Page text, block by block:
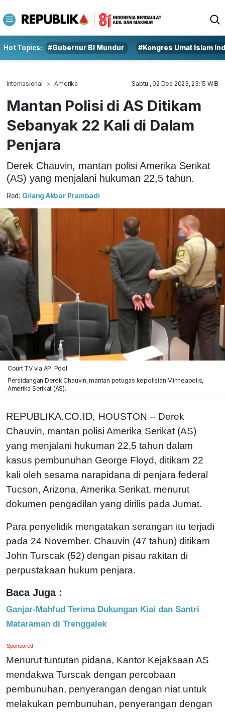
Hot Topics: #Gubernur BI Mundur #Kongres Umat Islam
Internasional Amerika Sabtu , 02 Dec 2023, 23:15 WIB
Mantan Polisi di AS Ditikam
Sebanyak 22 Kali di Dalam
Penjara
Derek Chauvin, mantan polisi Amerika Serikat
(AS) yang menjalani hukuman 22,5 tahun.
Red: Gilang Akbar Prambadi
Court TV via AP, Pool
Persidangan Derek Chauvin, mantan petugas kepolisian Minneapolis,
Amerika Serikat (AS).
REPUBLIKA.CO.ID, HOUSTON -- Derek
Chauvin, mantan polisi Amerika Serikat (AS)
yang menjalani hukuman 22,5 tahun dalam
kasus pembunuhan George Floyd, ditikam 22
kali oleh sesama narapidana di penjara federal
Tucson, Arizona, Amerika Serikat, menurut
dokumen pengadilan yang dirilis pada Jumat.
Para penyelidik mengatakan serangan itu terjadi
pada 24 November. Chauvin (47 tahun) ditikam
John Turscak (52) dengan pisau rakitan di
perpustakaan hukum penjara.
Baca Juga :
Ganjar-Mahfud Terima Dukungan Kiai dan Santri
Mataraman di Trenggalek
Sponsored
Menurut tuntutan pidana, Kantor Kejaksaan AS
mendakwa Turscak dengan percobaan
pembunuhan, penyerangan dengan niat untuk
melakukan pembunuhan, penyerangan dengan